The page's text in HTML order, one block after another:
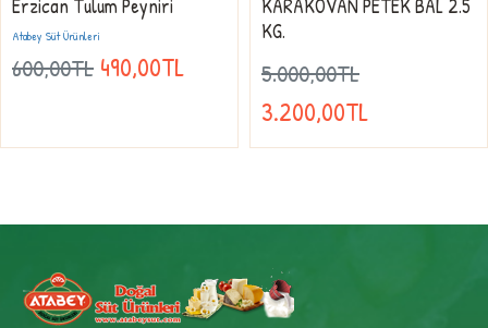
Atabey Süt Ürünleri
Erzican Tulum Peyniri
600,00TL 490,00TL
KARAKOVAN PETEK BAL 2.5
KG.
5.000,00TL
3.200,00TL